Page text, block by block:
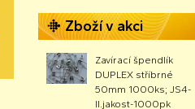
Zboží v akci
Zavírací špendlík
DUPLEX stříbrné
50mm 1000ks; JS4-
II.jakost-1000pk